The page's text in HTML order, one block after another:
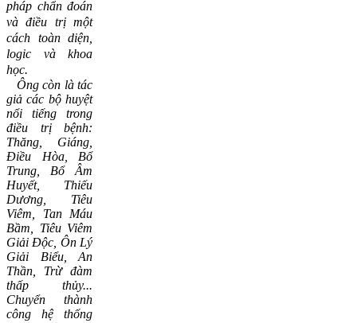
pháp chẩn đoán
và điều trị một
cách toàn diện,
logic và khoa
học.
Ông còn là tác
giả các bộ huyệt
nổi tiếng trong
điều trị bệnh:
Thăng, Giáng,
Điều Hòa, Bổ
Trung, Bổ Âm
Huyết, Thiếu
Dương, Tiêu
Viêm, Tan Máu
Bầm, Tiêu Viêm
Giải Độc, Ôn Lý
Giải Biểu, An
Thần, Trừ đàm
thấp thủy...
Chuyển thành
công hệ thống